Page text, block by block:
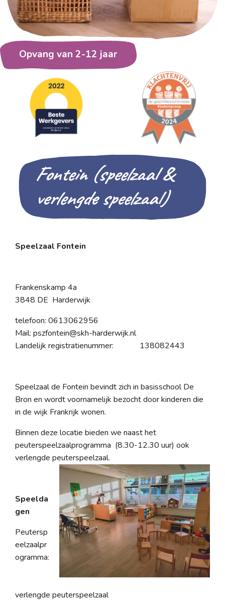
Opvang van 2-12 jaar
Fontein (speelzaal &
verlengde speelzaal)
Speelzaal Fontein
Frankenskamp 4a
3848 DE Harderwijk
telefoon: 0613062956
Mail: pszfontein@skh-harderwijk.nl
Landelijk registratienummer: 138082443
Speelzaal de Fontein bevindt zich in basisschool De
Bron en wordt voornamelijk bezocht door kinderen die
in de wijk Frankrijk wonen.
Binnen deze locatie bieden we naast het
peuterspeelzaalprogramma (8.30-12.30 uur) ook
verlengde peuterspeelzaal.
Speelda
gen
Peutersp
eelzaalpr
ogramma:
verlengde peuterspeelzaal